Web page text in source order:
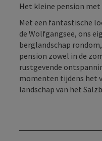
Het kleine pension
Met een fantastische
de Wolfgangsee, ons
berglandschap
pension zowel in de
rustgevende
momenten tijdens het
landschap van het